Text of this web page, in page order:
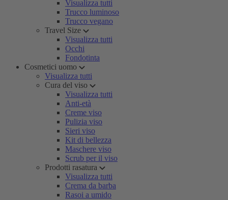
Visualizza tutti
Trucco luminoso
Trucco vegano
Travel Size
Visualizza tutti
Occhi
Fondotinta
Cosmetici uomo
Visualizza tutti
Cura del viso
Visualizza tutti
Anti-età
Creme viso
Pulizia viso
Sieri viso
Kit di bellezza
Maschere viso
Scrub per il viso
Prodotti rasatura
Visualizza tutti
Crema da barba
Rasoi a umido